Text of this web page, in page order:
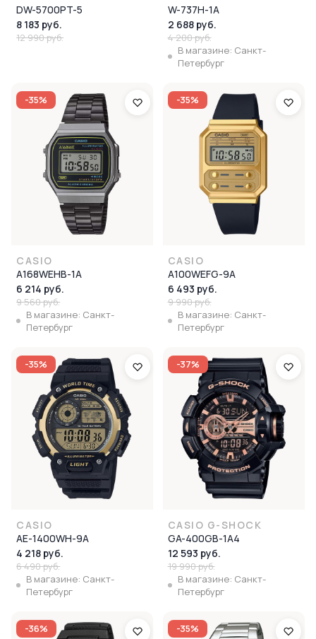
DW-5700PT-5
8 183 руб.
12 990 руб.
W-737H-1A
2 688 руб.
4 200 руб.
В магазине: Санкт-
Петербург
-35%
CASIO
A168WEHB-1A
6 214 руб.
9 560 руб.
В магазине: Санкт-
Петербург
-35%
CASIO
A100WEFG-9A
6 493 руб.
9 990 руб.
В магазине: Санкт-
Петербург
-35%
CASIO
AE-1400WH-9A
4 218 руб.
6 490 руб.
В магазине: Санкт-
Петербург
-37%
CASIO G-SHOCK
GA-400GB-1A4
12 593 руб.
19 990 руб.
В магазине: Санкт-
Петербург
-36% -35%